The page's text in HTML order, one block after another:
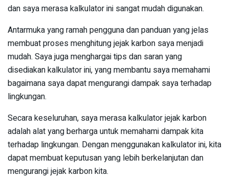
dan saya merasa kalkulator ini sangat mudah digunakan.
Antarmuka yang ramah pengguna dan panduan yang jelas
membuat proses menghitung jejak karbon saya menjadi
mudah. Saya juga menghargai tips dan saran yang
disediakan kalkulator ini, yang membantu saya memahami
bagaimana saya dapat mengurangi dampak saya terhadap
lingkungan.
Secara keseluruhan, saya merasa kalkulator jejak karbon
adalah alat yang berharga untuk memahami dampak kita
terhadap lingkungan. Dengan menggunakan kalkulator ini, kita
dapat membuat keputusan yang lebih berkelanjutan dan
mengurangi jejak karbon kita.